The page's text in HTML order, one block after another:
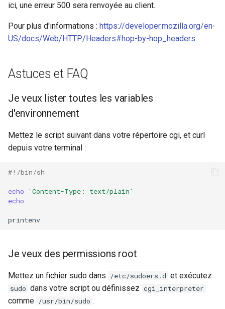
ici, une erreur 500 sera renvoyée au client.
Pour plus d'informations : https://developer.mozilla.org/en-
US/docs/Web/HTTP/Headers#hop-by-hop_headers
Astuces et FAQ
Je veux lister toutes les variables
d'environnement
Mettez le script suivant dans votre répertoire cgi, et curl
depuis votre terminal :
#!/bin/sh
echo
'Content-Type: text/plain'
echo
Je veux des permissions root
Mettez un fichier sudo dans /etc/sudoers.d et exécutez
sudo dans votre script ou définissez cgi_interpreter
comme /usr/bin/sudo .